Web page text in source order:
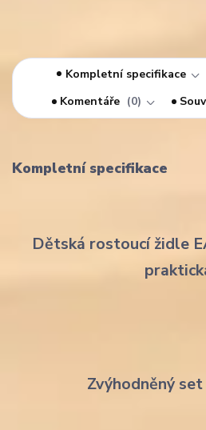
Kompletní specifikace
Komentáře
0
Kompletní specifikace
Dětská rostoucí židle
Zvýhodněný